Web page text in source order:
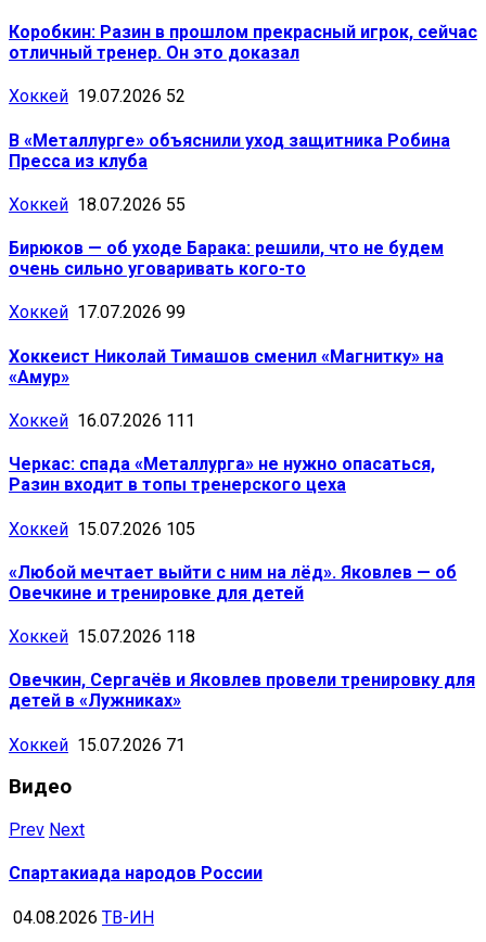
Коробкин: Разин в прошлом прекрасный игрок, сейчас
отличный тренер. Он это доказал
Хоккей 19.07.2026 52
В «Металлурге» объяснили уход защитника Робина
Пресса из клуба
Хоккей 18.07.2026 55
Бирюков — об уходе Барака: решили, что не будем
очень сильно уговаривать кого-то
Хоккей 17.07.2026 99
Хоккеист Николай Тимашов сменил «Магнитку» на
«Амур»
Хоккей 16.07.2026 111
Черкас: спада «Металлурга» не нужно опасаться,
Разин входит в топы тренерского цеха
Хоккей 15.07.2026 105
«Любой мечтает выйти с ним на лёд». Яковлев — об
Овечкине и тренировке для детей
Хоккей 15.07.2026 118
Овечкин, Сергачёв и Яковлев провели тренировку для
детей в «Лужниках»
Хоккей 15.07.2026 71
Видео
Prev Next
Спартакиада народов России
04.08.2026 ТВ-ИН